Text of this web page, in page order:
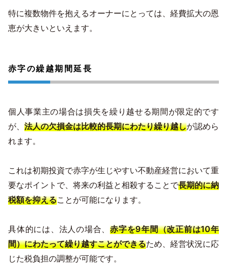
特に複数物件を抱えるオーナーにとっては、経費拡大の恩
恵が大きいといえます。
赤字の繰越期間延長
個人事業主の場合は損失を繰り越せる期間が限定的です
が、 法人の欠損金は比較的長期にわたり繰り越しが認めら
れます。
これは初期投資で赤字が生じやすい不動産経営において重
要なポイントで、将来の利益と相殺することで長期的に納
税額を抑えることが可能になります。
具体的には、法人の場合、 赤字を9年間（改正前は10年
間）にわたって繰り越すことができるため、経営状況に応
じた税負担の調整が可能です。